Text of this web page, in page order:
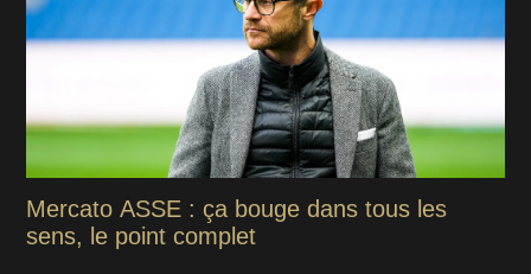
Mercato ASSE : ça bouge dans tous les
sens, le point complet